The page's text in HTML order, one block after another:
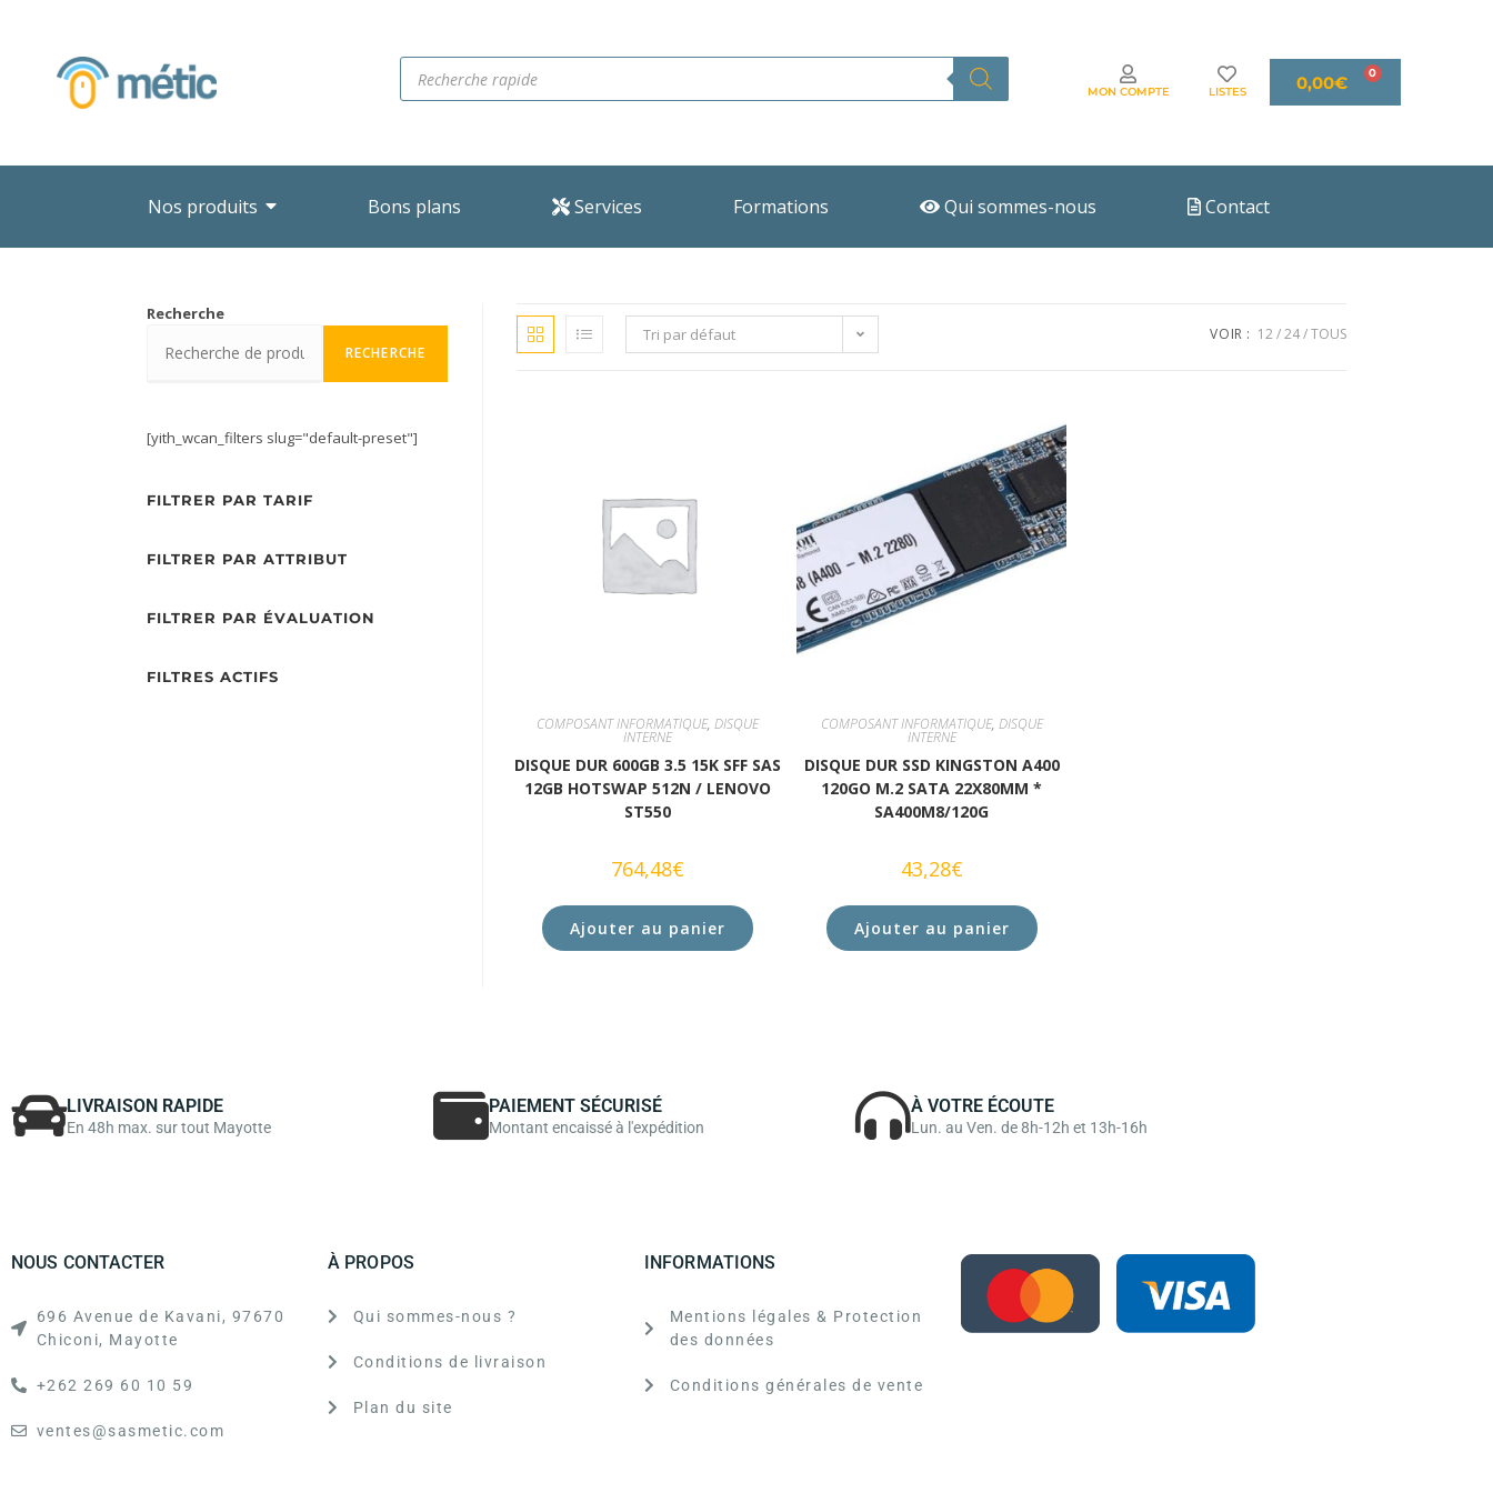
MON COMPTE LISTES 0,00€
Nos produits Bons plans Services Formations Qui sommes-nous Contact
Tri par défaut VOIR : 12 24 TOUS
COMPOSANT INFORMATIQUE,DISQUE
INTERNE
DISQUE DUR 600GB 3.5 15K SFF SAS
12GB HOTSWAP 512N / LENOVO
ST550
764,48€
Ajouter au panier
COMPOSANT INFORMATIQUE, DISQUE
INTERNE
DISQUE DUR SSD KINGSTON A400
120GO M.2 SATA 22X80MM *
SA400M8/120G
43,28€
Ajouter au panier
Recherche
RECHERCHE
[yith_wcan_filters slug="default-preset"]
FILTRER PAR TARIF
FILTRER PAR ATTRIBUT
FILTRER PAR ÉVALUATION
FILTRES ACTIFS
LIVRAISON RAPIDE
En 48h max. sur tout Mayotte
PAIEMENT SÉCURISÉ
Montant encaissé à l'expédition
À VOTRE ÉCOUTE
Lun. au Ven. de 8h-12h et 13h-16h
NOUS CONTACTER
696 Avenue de Kavani, 97670
Chiconi, Mayotte
+262 269 60 10 59
ventes@sasmetic.com
À PROPOS
Qui sommes-nous ?
Conditions de livraison
Plan du site
INFORMATIONS
Mentions légales & Protection
des données
Conditions générales de vente